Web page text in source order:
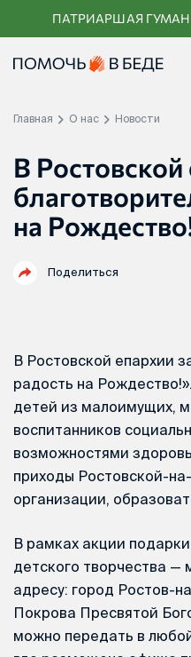
Перейти
к
контенту
ПАТРИАРШАЯ
Главная О нас Новости
В Ростовской
на
Поделиться
В Ростовской епархии
радость на
детей из малоимущих,
воспитанников
возможностями
приходы Ростовской-
организации,
В рамках акции
детского творчества
адресу: город Ростов-
Покрова Пресвятой
можно передать в